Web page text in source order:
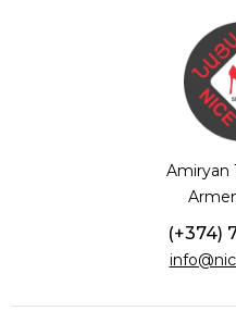
Amiryan
(+374)